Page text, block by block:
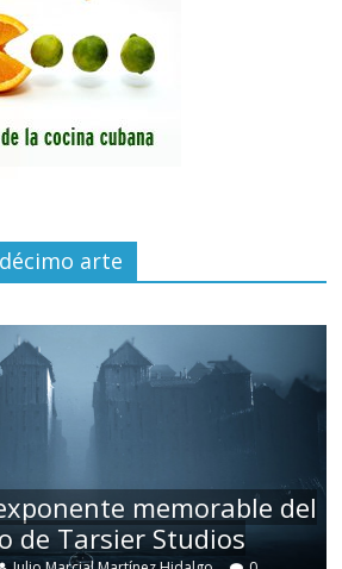
arte
memorable del
de Tarsier Studios